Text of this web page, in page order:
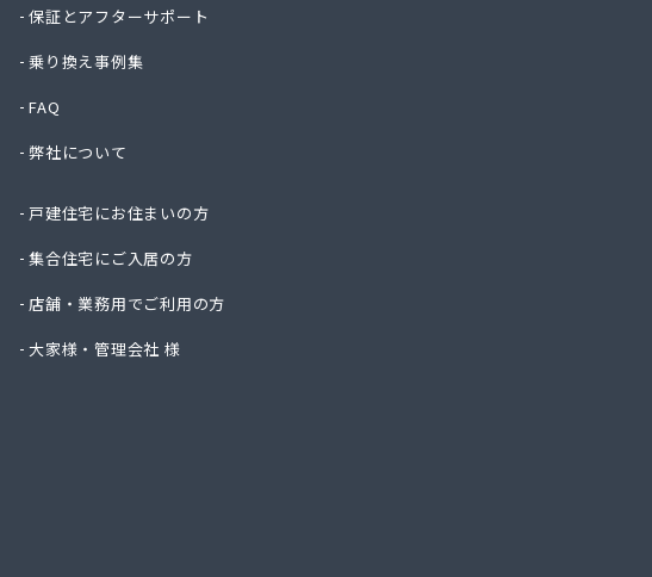
シナネン株式会社島
フジホームサービ
保証とアフターサポート
乗り換え事例集
FAQ
弊社について
戸建住宅にお住まいの方
集合住宅にご入居の方
店舗・業務用でご利用の方
大家様・管理会社 様